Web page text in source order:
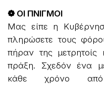
❁ ΟΙ ΠΝΙΓΜΟΙ
Μας είπε η
πληρώσετε τους
πήραν της
πράξη. Σχεδόν ένα
κάθε χρόνο από